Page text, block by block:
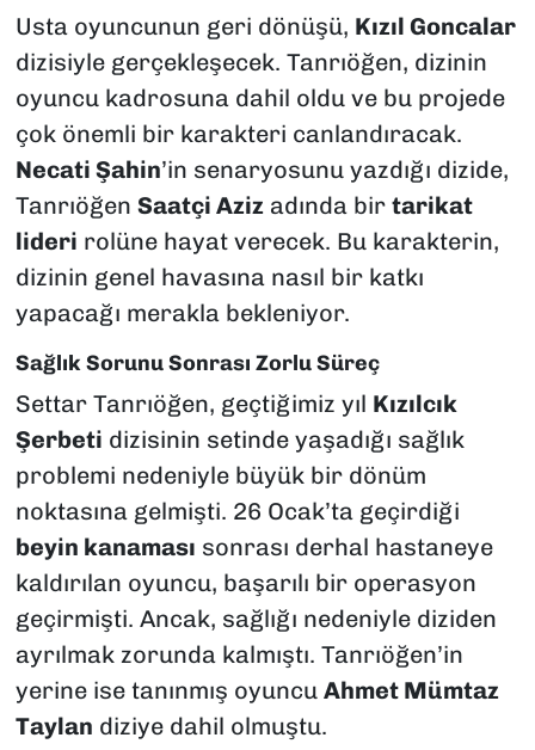
Usta oyuncunun geri dönüşü, Kızıl Goncalar
dizisiyle gerçekleşecek. Tanrıöğen, dizinin
oyuncu kadrosuna dahil oldu ve bu projede
çok önemli bir karakteri canlandıracak.
Necati Şahin’in senaryosunu yazdığı dizide,
Tanrıöğen Saatçi Azizadında bir tarikat
lideri rolüne hayat verecek. Bu karakterin,
dizinin genel havasına nasıl bir katkı
yapacağı merakla bekleniyor.
Sağlık Sorunu Sonrası Zorlu Süreç
Settar Tanrıöğen, geçtiğimiz yıl Kızılcık
Şerbeti dizisinin setinde yaşadığı sağlık
problemi nedeniyle büyük bir dönüm
noktasına gelmişti. 26 Ocak’ta geçirdiği
beyin kanaması sonrası derhal hastaneye
kaldırılan oyuncu, başarılı bir operasyon
geçirmişti. Ancak, sağlığı nedeniyle diziden
ayrılmak zorunda kalmıştı. Tanrıöğen’in
yerine ise tanınmış oyuncu Ahmet Mümtaz
Taylan diziye dahil olmuştu.